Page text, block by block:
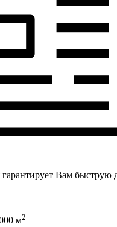
Вам быструю
м2